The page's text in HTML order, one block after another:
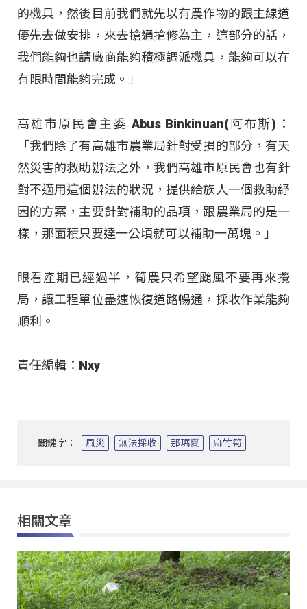
的機具，然後目前我們就先以有農作物的跟主線道
優先去做安排，來去搶通搶修為主，這部分的話，
我們能夠也請廠商能夠積極調派機具，能夠可以在
有限時間能夠完成。」
高雄市原民會主委 Abus Binkinuan(阿布斯)：
「我們除了有高雄市農業局針對受損的部分，有天
然災害的救助辦法之外，我們高雄市原民會也有針
對不適用這個辦法的狀況，提供給族人一個救助紓
困的方案，主要針對補助的品項，跟農業局的是一
樣，那面積只要達一公頃就可以補助一萬塊。」
眼看產期已經過半，筍農只希望颱風不要再來攪
局，讓工程單位盡速恢復道路暢通，採收作業能夠
順利。
責任編輯：Nxy
關鍵字： 風災 無法採收 那瑪夏 麻竹筍
相關文章